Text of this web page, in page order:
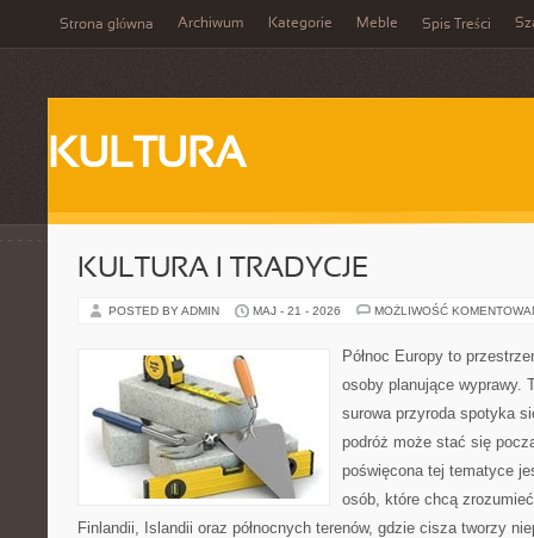
Strona główna Archiwum Kategorie Meble Spis Treści
KULTURA
KULTURA I TRADYCJE
POSTED BY ADMIN MAJ - 21 - 2026 MOŻLIWOŚĆ
Północ Europy to
osoby planujące wyprawy.
surowa przyroda spotyka
podróż może stać się
poświęcona tej tematyce
osób, które chcą
Finlandii, Islandii oraz północnych terenów, gdzie cisza tworzy